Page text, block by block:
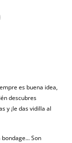
es buena idea,
descubres
y ¡le das vidilla al
Son